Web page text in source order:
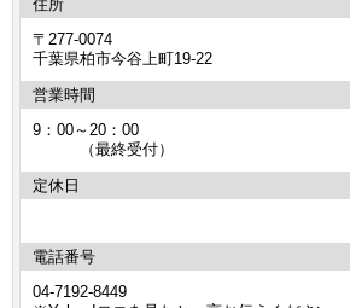
住所
〒277-0074
千葉県柏市今谷上町19‐22
営業時間
9：00～20：00
（最終受付）
定休日
電話番号
04-7192-8449